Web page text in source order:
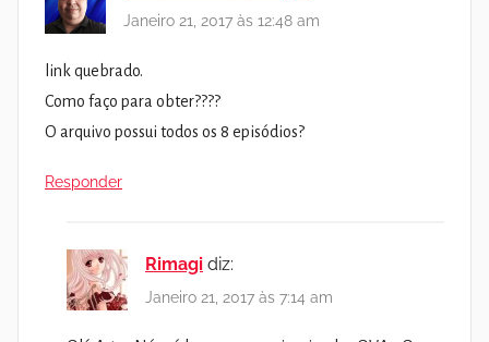
Janeiro 21, 2017 às 12:48 am
link quebrado.
Como faço para obter????
O arquivo possui todos os 8 episódios?
Responder
Rimagi diz:
Janeiro 21, 2017 às 7:14 am